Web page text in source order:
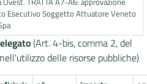
Esecutivo Soggetto Attuatore Veneto
(Art. 4-bis, comma 2, del
delle risorse pubbliche)